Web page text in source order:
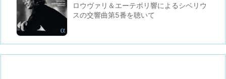
ロウヴァリ＆エーテボリ響によるシベリウ
スの交響曲第5番を聴いて